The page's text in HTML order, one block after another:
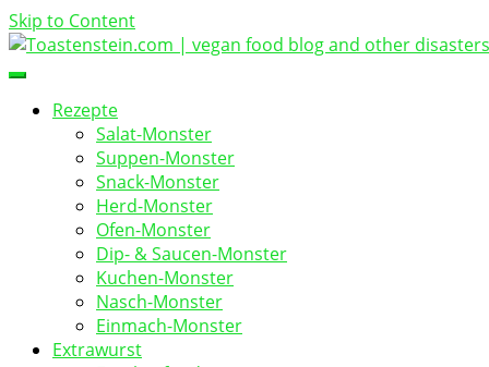
Skip to Content
Toastenstein.com
vegan food blog
Rezepte
Salat-Monster
Suppen-Monster
Snack-Monster
Herd-Monster
Ofen-Monster
Dip- & Saucen-Monster
Kuchen-Monster
Nasch-Monster
Einmach-Monster
Extrawurst